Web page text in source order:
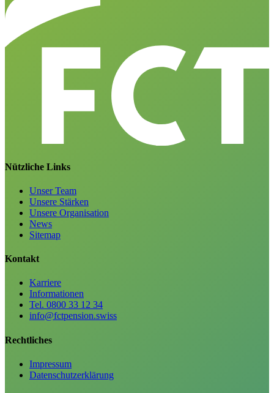
Nützliche Links
Unser Team
Unsere Stärken
Unsere Organisation
News
Sitemap
Kontakt
Karriere
Informationen
Tel. 0800 33 12 34
info@fctpension.swiss
Rechtliches
Impressum
Datenschutzerklärung